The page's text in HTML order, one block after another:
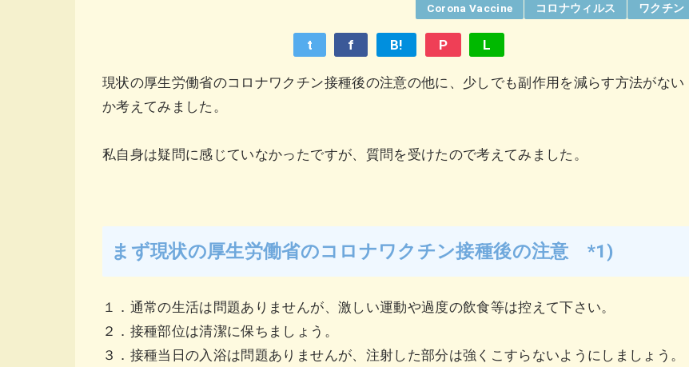
Corona Vaccine コロナウィルス ワクチン
t f B! P L
現状の厚生労働省のコロナワクチン接種後の注意の他に、少しでも副作用を減らす方法がない
か考えてみました。
私自身は疑問に感じていなかったですが、質問を受けたので考えてみました。
まず現状の厚生労働省のコロナワクチン接種後の注意 *1)
１．通常の生活は問題ありませんが、激しい運動や過度の飲食等は控えて下さい。
２．接種部位は清潔に保ちましょう。
３．接種当日の入浴は問題ありませんが、注射した部分は強くこすらないようにしましょう。